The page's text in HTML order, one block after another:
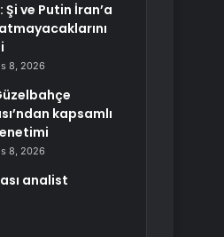
Şi ve Putin İran’a
8, 2026
kapsamlı
8, 2026
analist